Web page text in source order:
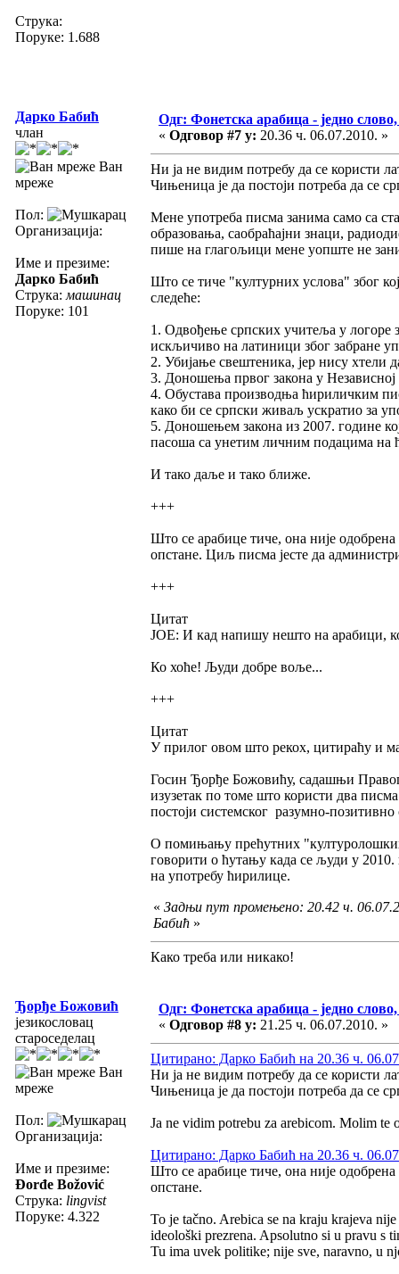
Струка:
Поруке: 1.688
Дарко Бабић
члан
Ван
мреже
Пол:
Организација:
Име и презиме:
Дарко Бабић
Струка: машинац
Поруке: 101
Одг: Фонетска арабица - једно слово,
« Одговор #7 у: 20.36 ч. 06.07.2010. »
Ни ја не видим потребу да се користи
Чињеница је да постоји потреба да се
Мене употреба писма занима само са
образовања, саобраћајни знаци,
пише на глагољици мене уопште не
Што се тиче "културних услова" због
следеће:
1. Одвођење српских учитеља у логоре
искљичиво на латиници због забране
2. Убијање свештеника, јер нису хтели
3. Доношења првог закона у
4. Обустава производња ћириличким
како би се српски живаљ ускратио за
5. Доношењем закона из 2007. године
пасоша са унетим личним подацима на
И тако даље и тако ближе.
+++
Што се арабице тиче, она није
опстане. Циљ писма јесте да
+++
Цитат
ЈОЕ: И кад напишу нешто на арабици,
Ко хоће! Људи добре воље...
+++
Цитат
У прилог овом што рекох, цитираћу и
Госин Ђорђе Божовићу, садашњи
изузетак по томе што користи два
постоји системског разумно-позитивно
О помињању прећутних
говорити о ћутању када се људи у
на употребу ћирилице.
« Задњи пут промењено: 20.42 ч.
Бабић »
Како треба или никако!
Ђорђе Божовић
језикословац
староседелац
Ван
мреже
Пол:
Организација:
Име и презиме:
Đorđe Božović
Струка: lingvist
Поруке: 4.322
Одг: Фонетска арабица - једно слово,
« Одговор #8 у: 21.25 ч. 06.07.2010. »
Цитирано: Дарко Бабић на 20.36 ч.
Ни ја не видим потребу да се користи
Чињеница је да постоји потреба да се
Ja ne vidim potrebu za arebicom. Molim te
Цитирано: Дарко Бабић на 20.36 ч.
Што се арабице тиче, она није
опстане.
To je tačno. Arebica se na kraju krajeva
ideološki prezrena. Apsolutno si u pravu s
Tu ima uvek politike; nije sve, naravno, u